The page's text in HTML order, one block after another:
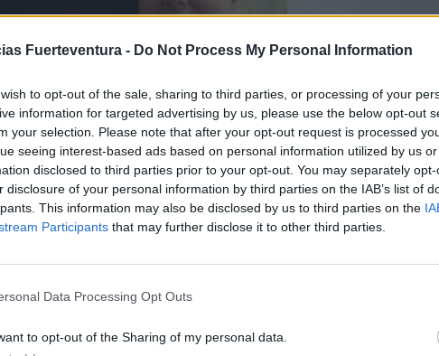
Fuerteventura - Do Not Process My Personal Information
to opt-out of the sale, sharing to third parties, or processing of your
information for targeted advertising by us, please use the below opt-out
your selection. Please note that after your opt-out request is processed
seeing interest-based ads based on personal information utilized by us
disclosed to third parties prior to your opt-out. You may separately
disclosure of your personal information by third parties on the IAB’s list of
This information may also be disclosed by us to third parties on the
Participants that may further disclose it to other third parties.
Data Processing Opt Outs
to opt-out of the Sharing of my personal data.
en favor de la comarca Sur